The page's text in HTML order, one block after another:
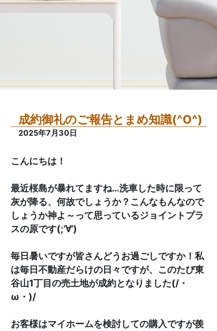
成約御礼のご報告とまめ知識(^O^)
2025年7月30日
こんにちは！
最近桜島が暴れてますね…洗車した時に限って
灰が降る、何故でしょうか？こんなもんなので
しょうか神よ～って思っているジョイントプラ
スの原です(;’∀’)
毎日暑いですが皆さんどうお過ごしですか！私
は毎日不動産だらけの日々ですが、このたび東
谷山1丁目の売土地が成約となりました(/・
ω・)/
お客様はマイホームを検討しての購入ですが羨